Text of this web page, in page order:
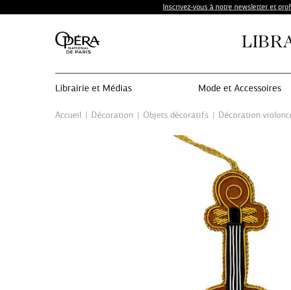
Inscrivez-vous à notre newsletter et
Librairie et Médias Mode et Accessoires
Accueil Décoration Objets décoratifs Décoration